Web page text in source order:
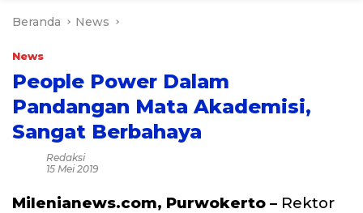
Beranda News
News
People Power Dalam
Pandangan Mata Akademisi,
Sangat Berbahaya
Redaksi
15 Mei 2019
Milenianews.com, Purwokerto – Rektor